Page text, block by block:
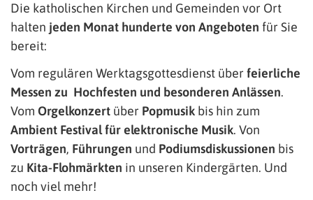
Die katholischen Kirchen und Gemeinden vor Ort
halten jeden Monat hunderte von Angeboten für Sie
bereit:
Vom regulären Werktagsgottesdienst über feierliche
Messen zu Hochfesten und besonderen Anlässen.
Vom Orgelkonzert über Popmusik bis hin zum
Ambient Festival für elektronische Musik. Von
Vorträgen, Führungen und Podiumsdiskussionen bis
zu Kita-Flohmärkten in unseren Kindergärten. Und
noch viel mehr!